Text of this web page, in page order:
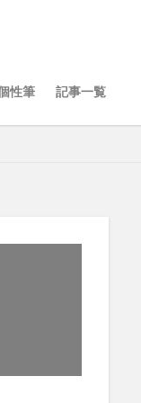
性筆 記事一覧